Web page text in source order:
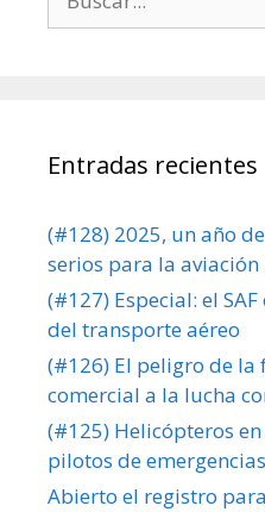
Entradas recientes
(#128) 2025, un año
serios para la
(#127) Especial: el
del transporte aéreo
(#126) El peligro de la
comercial a la lucha
(#125) Helicópteros
pilotos de
Abierto el registro